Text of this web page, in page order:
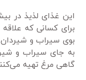
این غذای لذیذ در
برای کسانی که علاقه
بوی سیراب و
به جای سیراب و
گاهی مرغ تهیه